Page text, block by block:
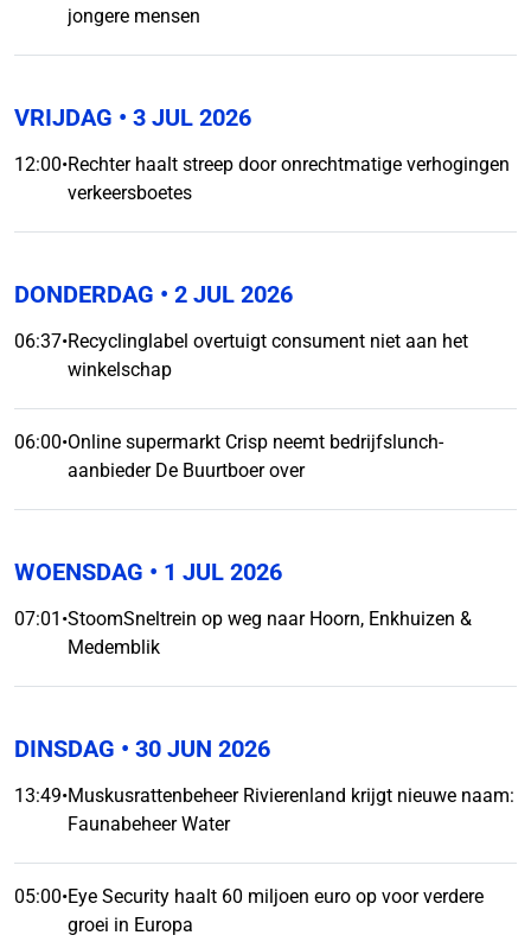
jongere mensen
VRIJDAG • 3 JUL 2026
12:00•Rechter haalt streep door onrechtmatige verhogingen
verkeersboetes
DONDERDAG • 2 JUL 2026
06:37•Recyclinglabel overtuigt consument niet aan het
winkelschap
06:00•Online supermarkt Crisp neemt bedrijfslunch-
aanbieder De Buurtboer over
WOENSDAG • 1 JUL 2026
07:01 •StoomSneltrein op weg naar Hoorn, Enkhuizen &
Medemblik
DINSDAG • 30 JUN 2026
13:49•Muskusrattenbeheer Rivierenland krijgt nieuwe naam:
Faunabeheer Water
05:00•Eye Security haalt 60 miljoen euro op voor verdere
groei in Europa